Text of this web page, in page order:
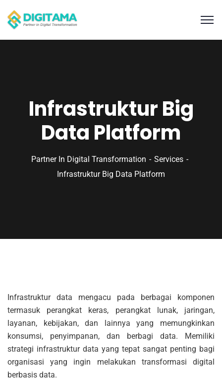
Infrastruktur Big
Data Platform
Partner In Digital Transformation
Services
Infrastruktur Big Data Platform
Infrastruktur data mengacu pada berbagai komponen
termasuk perangkat keras, perangkat lunak, jaringan,
layanan, kebijakan, dan lainnya yang memungkinkan
konsumsi, penyimpanan, dan berbagi data. Memiliki
strategi infrastruktur data yang tepat sangat penting bagi
organisasi yang ingin melakukan transformasi digital
berbasis data.